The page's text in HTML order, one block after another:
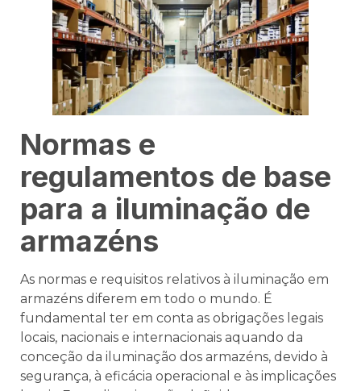
Normas e
regulamentos de base
para a iluminação de
armazéns
As normas e requisitos relativos à iluminação em
armazéns diferem em todo o mundo. É
fundamental ter em conta as obrigações legais
locais, nacionais e internacionais aquando da
conceção da iluminação dos armazéns, devido à
segurança, à eficácia operacional e às implicações